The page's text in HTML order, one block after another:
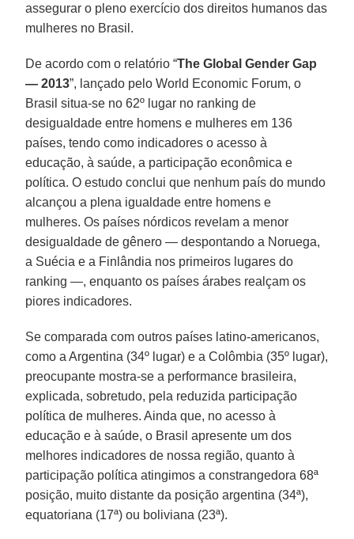
assegurar o pleno exercício dos direitos humanos das
mulheres no Brasil.
De acordo com o relatório “The Global Gender Gap
— 2013”, lançado pelo World Economic Forum, o
Brasil situa-se no 62º lugar no ranking de
desigualdade entre homens e mulheres em 136
países, tendo como indicadores o acesso à
educação, à saúde, a participação econômica e
política. O estudo conclui que nenhum país do mundo
alcançou a plena igualdade entre homens e
mulheres. Os países nórdicos revelam a menor
desigualdade de gênero — despontando a Noruega,
a Suécia e a Finlândia nos primeiros lugares do
ranking —, enquanto os países árabes realçam os
piores indicadores.
Se comparada com outros países latino-americanos,
como a Argentina (34º lugar) e a Colômbia (35º lugar),
preocupante mostra-se a performance brasileira,
explicada, sobretudo, pela reduzida participação
política de mulheres. Ainda que, no acesso à
educação e à saúde, o Brasil apresente um dos
melhores indicadores de nossa região, quanto à
participação política atingimos a constrangedora 68ª
posição, muito distante da posição argentina (34ª),
equatoriana (17ª) ou boliviana (23ª).